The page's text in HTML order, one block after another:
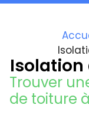
Isolation
Trouver
de toiture